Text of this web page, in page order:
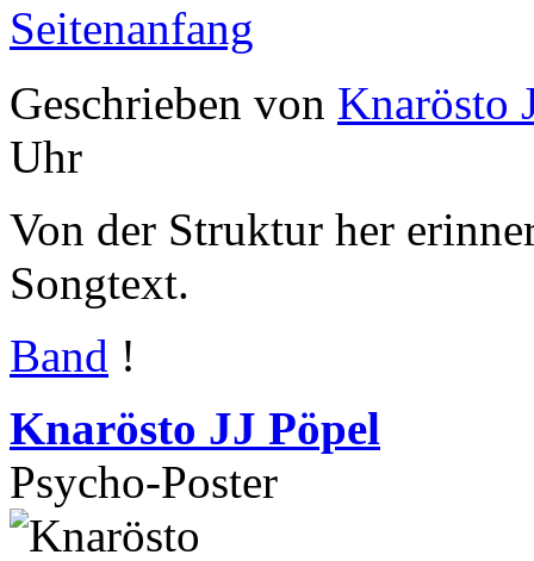
Seitenanfang
Geschrieben von Knarösto
Uhr
Von der Struktur her
Songtext.
Band !
Knarösto JJ Pöpel
Psycho-Poster